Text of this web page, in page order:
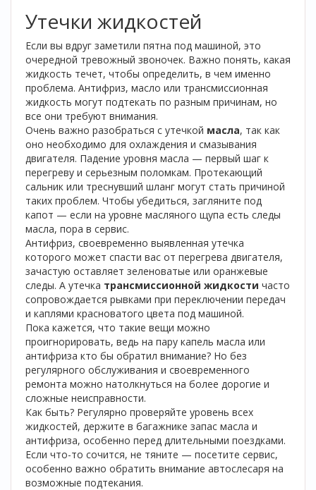
Утечки жидкостей
Если вы вдруг заметили пятна под машиной, это
очередной тревожный звоночек. Важно понять, какая
жидкость течет, чтобы определить, в чем именно
проблема. Антифриз, масло или трансмиссионная
жидкость могут подтекать по разным причинам, но
все они требуют внимания.
Очень важно разобраться с утечкой масла, так как
оно необходимо для охлаждения и смазывания
двигателя. Падение уровня масла — первый шаг к
перегреву и серьезным поломкам. Протекающий
сальник или треснувший шланг могут стать причиной
таких проблем. Чтобы убедиться, загляните под
капот — если на уровне масляного щупа есть следы
масла, пора в сервис.
Антифриз, своевременно выявленная утечка
которого может спасти вас от перегрева двигателя,
зачастую оставляет зеленоватые или оранжевые
следы. А утечка трансмиссионной жидкости часто
сопровождается рывками при переключении передач
и каплями красноватого цвета под машиной.
Пока кажется, что такие вещи можно
проигнорировать, ведь на пару капель масла или
антифриза кто бы обратил внимание? Но без
регулярного обслуживания и своевременного
ремонта можно натолкнуться на более дорогие и
сложные неисправности.
Как быть? Регулярно проверяйте уровень всех
жидкостей, держите в багажнике запас масла и
антифриза, особенно перед длительными поездками.
Если что-то сочится, не тяните — посетите сервис,
особенно важно обратить внимание автослесаря на
возможные подтекания.